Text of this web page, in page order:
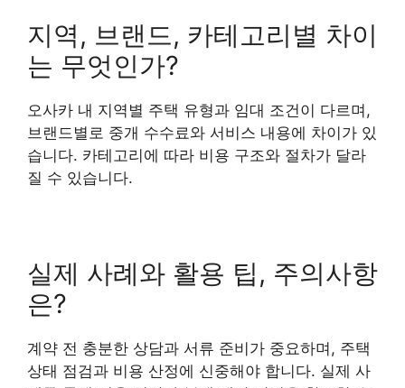
지역, 브랜드, 카테고리별 차이
는 무엇인가?
오사카 내 지역별 주택 유형과 임대 조건이 다르며,
브랜드별로 중개 수수료와 서비스 내용에 차이가 있
습니다. 카테고리에 따라 비용 구조와 절차가 달라
질 수 있습니다.
실제 사례와 활용 팁, 주의사항
은?
계약 전 충분한 상담과 서류 준비가 중요하며, 주택
상태 점검과 비용 산정에 신중해야 합니다. 실제 사